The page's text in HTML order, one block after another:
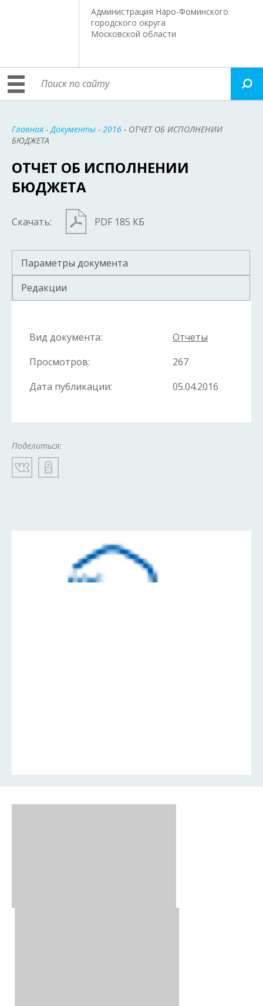
Администрация Наро-Фоминского
городского округа
Московской области
Главная -Документы - 2016 - ОТЧЕТ ОБ ИСПОЛНЕНИИ
БЮДЖЕТА
ОТЧЕТ ОБ ИСПОЛНЕНИИ
БЮДЖЕТА
Скачать: PDF 185 КБ
Параметры документа
Редакции
Вид документа:
Отчеты
Просмотров:
267
Дата публикации:
05.04.2016
Поделиться: